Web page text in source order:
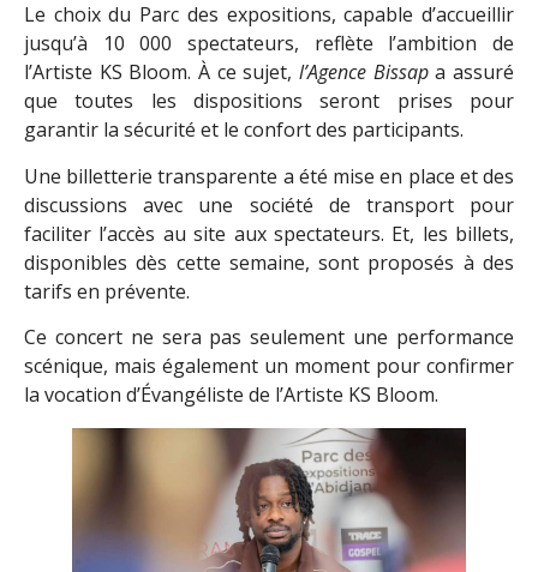
Le choix du Parc des expositions, capable d’accueillir
jusqu’à 10 000 spectateurs, reflète l’ambition de
l’Artiste KS Bloom. À ce sujet, l’Agence Bissapa assuré
que toutes les dispositions seront prises pour
garantir la sécurité et le confort des participants.
Une billetterie transparente a été mise en place et des
discussions avec une société de transport pour
faciliter l’accès au site aux spectateurs. Et, les billets,
disponibles dès cette semaine, sont proposés à des
tarifs en prévente.
Ce concert ne sera pas seulement une performance
scénique, mais également un moment pour confirmer
la vocation d’Évangéliste de l’Artiste KS Bloom.